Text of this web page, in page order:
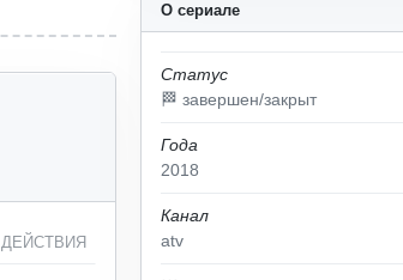
О сериале
Статус
🏁 завершен/закрыт
Года
2018
Канал
atv
ДЕЙСТВИЯ